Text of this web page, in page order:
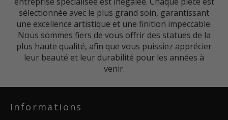
sélectionnée avec le plus grand soin, garantissant
une excellence artistique et une finition impeccable.
Nous sommes fiers de vous offrir des statues de la
plus haute qualité, afin que vous puissiez apprécier
leur beauté et leur durabilité pour les années à
venir.
Informations